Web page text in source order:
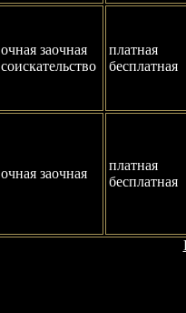
очная заочная
соискательство
платная
бесплатная
очная заочная
платная
бесплатная